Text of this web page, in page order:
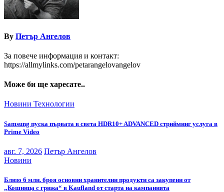
By Петър Ангелов
За повече информация и контакт:
https://allmylinks.com/petarangelovangelov
Може би ще харесате..
Новини Технологии
Samsung пуска първата в света HDR10+ ADVANCED стрийминг услуга в
Prime Video
авг. 7, 2026 Петър Ангелов
Новини
Близо 6 млн. броя основни хранителни продукти са закупени от
„Кошница с грижа“ в Kaufland от старта на кампанията